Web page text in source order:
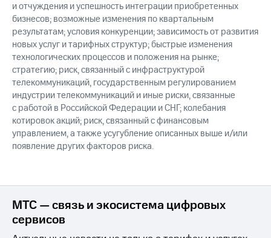
и отчуждения и успешность интеграции приобретенных
бизнесов; возможные изменения по квартальным
результатам; условия конкуренции; зависимость от развития
новых услуг и тарифных структур; быстрые изменения
технологических процессов и положения на рынке;
стратегию; риск, связанный с инфраструктурой
телекоммуникаций, государственным регулированием
индустрии телекоммуникаций и иные риски, связанные
с работой в Российской Федерации и СНГ; колебания
котировок акций; риск, связанный с финансовым
управлением, а также усугубление описанных выше и/или
появление других факторов риска.
МТС — связь и экосистема цифровых
сервисов